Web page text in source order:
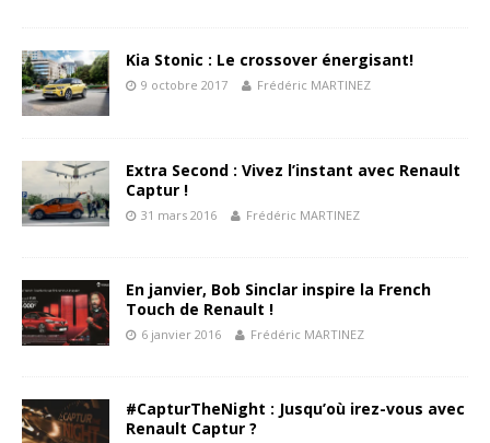
Kia Stonic : Le crossover énergisant!
9 octobre 2017 Frédéric MARTINEZ
Extra Second : Vivez l’instant avec Renault
Captur !
31 mars 2016 Frédéric MARTINEZ
En janvier, Bob Sinclar inspire la French
Touch de Renault !
6 janvier 2016 Frédéric MARTINEZ
#CapturTheNight : Jusqu’où irez-vous avec
Renault Captur ?